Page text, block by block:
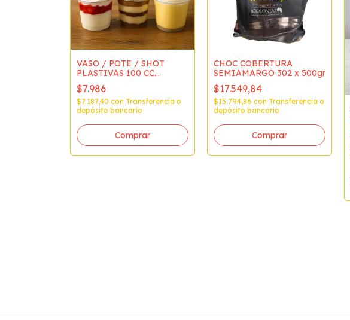
VASO / POTE / SHOT
PLASTIVAS 100 CC
ECONOMICO x 50
$7.986
$7.187,40 con Transferencia o
depósito bancario
CHOC COBERTURA
SEMIAMARGO 302 x 500gr
$17.549,84
$15.794,86 con Transferencia o
depósito bancario
Comprar